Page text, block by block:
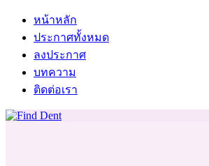
หน้าหลัก
ประกาศทั้งหมด
ลงประกาศ
บทความ
ติดต่อเรา